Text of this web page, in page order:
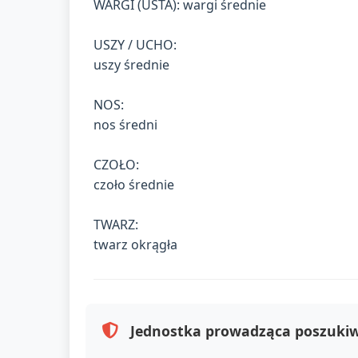
WARGI (USTA): wargi średnie
USZY / UCHO:
uszy średnie
NOS:
nos średni
CZOŁO:
czoło średnie
TWARZ:
twarz okrągła
Jednostka prowadząca